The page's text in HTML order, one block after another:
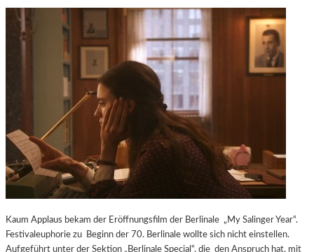
Kaum Applaus bekam der Eröffnungsfilm der Berlinale „My Salinger Year“.
Festivaleuphorie zu Beginn der 70. Berlinale wollte sich nicht einstellen.
Aufgeführt unter der Sektion „Berlinale Special“, die den Anspruch hat, mit